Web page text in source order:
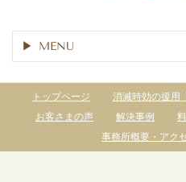
MENU
トップページ 消滅時効の援用
お客さまの声
解決事例
事務所概要・アク